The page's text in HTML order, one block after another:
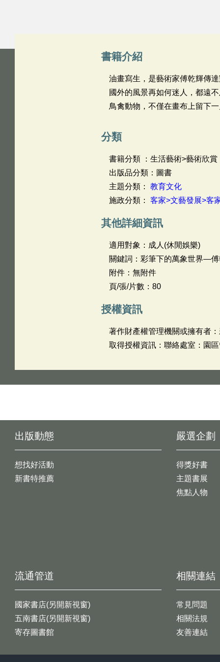
書籍介紹
油畫寫生，是藝術家傅乾輝傳
國外的風景再如何迷人，都遠
鳥禽動物，不僅在畫布上留下
分類
書籍分類 ：生活藝術>藝術欣賞
出版品分類：圖書
主題分類： 教育文化
施政分類： 客家>文藝發展>客
其他詳細資訊
適用對象：成人(休閒娛樂)
關鍵詞：彩筆下的萬象世界―
附件：無附件
頁/張/片數：80
授權資訊
著作財產權管理機關或擁有者
取得授權資訊：聯絡處室：園
出版動態
想找好活動
新書特推薦
嚴選企劃
得獎好書
主題書展
焦點人物
流通管道
國家書店(另開新視窗)
五南書店(另開新視窗)
寄存圖書館
相關連結
常見問題
相關法規
友善連結